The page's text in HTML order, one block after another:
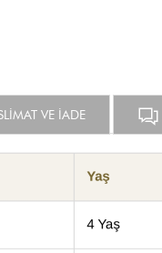
VE İADE